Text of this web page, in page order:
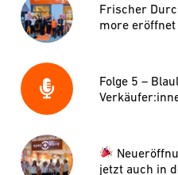
Frischer
more eröffnet
Folge 5 –
jetzt auch in